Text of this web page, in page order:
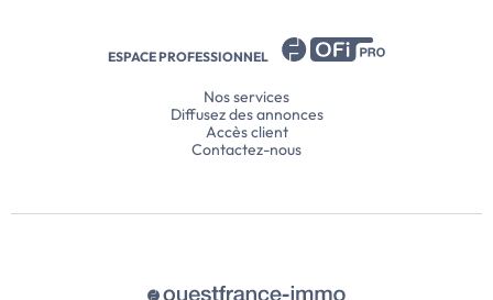
ESPACE PROFESSIONNEL
Nos services
Diffusez des annonces
Accès client
Contactez-nous